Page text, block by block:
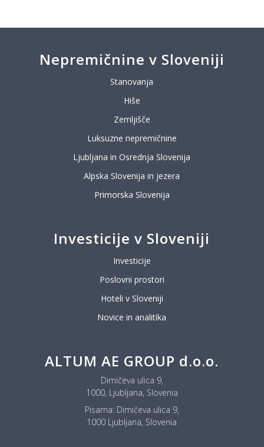
Nepremičnine v Sloveniji
Stanovanja
Hiše
Zemljišče
Luksuzne nepremičnine
Ljubljana in Osrednja Slovenija
Alpska Slovenija in jezera
Primorska Slovenija
Investicije v Sloveniji
Investicije
Poslovni prostori
Hoteli v Sloveniji
Novice in analitika
ALTUM AE GROUP d.o.o.
Dimičeva ulica 9,
1000, Ljubljana, Slovenia
Pisarna: Dimičeva ulica 9,
1000 Ljubljana, Slovenia